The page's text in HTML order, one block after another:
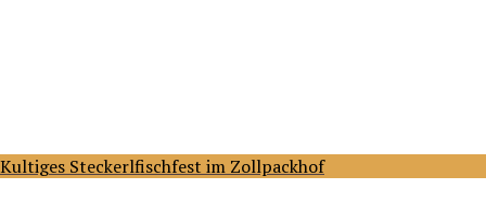
Kultiges Steckerlfischfest im Zollpackhof